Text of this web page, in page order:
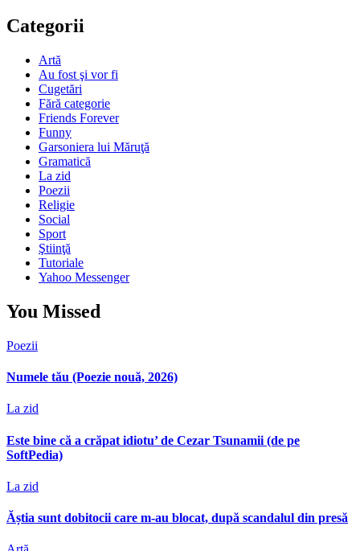
Categorii
Artă
Au fost şi vor fi
Cugetări
Fără categorie
Friends Forever
Funny
Garsoniera lui Măruţă
Gramatică
La zid
Poezii
Religie
Social
Sport
Ştiinţă
Tutoriale
Yahoo Messenger
You Missed
Poezii
Numele tău (Poezie nouă, 2026)
La zid
Este bine că a crăpat idiotu’ de Cezar Tsunamii (de pe
SoftPedia)
La zid
Ăștia sunt dobitocii care m-au blocat, după scandalul din presă